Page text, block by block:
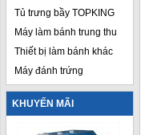
Tủ trưng bầy TOPKING
Máy làm bánh trung thu
Thiết bị làm bánh khác
Máy đánh trứng
KHUYẾN MÃI